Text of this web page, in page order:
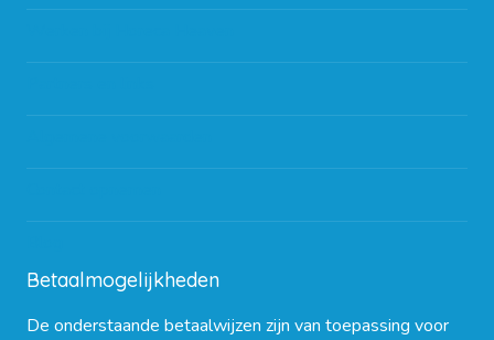
Betaalmogelijkheden
De onderstaande betaalwijzen zijn van toepassing voor